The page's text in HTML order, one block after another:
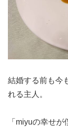
結婚する前も今
れる主人。
「miyuの幸せ